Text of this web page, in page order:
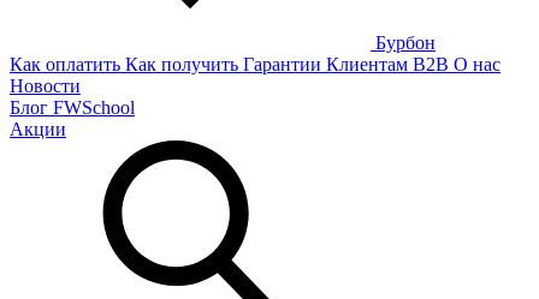
Бурбон
Как оплатить Как получить Гарантии Клиентам B2B О нас
Новости
Блог FWSchool
Акции